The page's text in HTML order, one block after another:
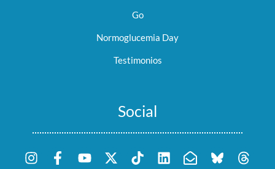
Go
Normoglucemia Day
Testimonios
Social